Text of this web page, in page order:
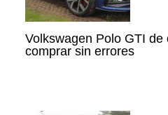
Volkswagen Polo GTI de
comprar sin errores